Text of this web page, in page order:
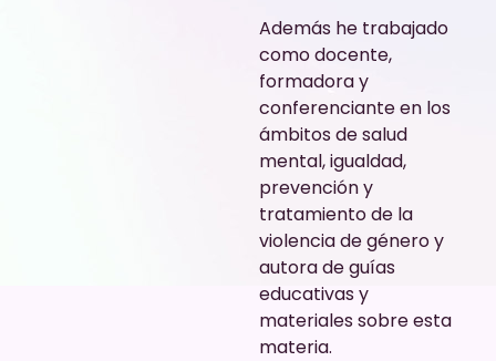
Además he trabajado
como docente,
formadora y
conferenciante en los
ámbitos de salud
mental, igualdad,
prevención y
tratamiento de la
violencia de género y
autora de guías
educativas y
materiales sobre esta
materia.